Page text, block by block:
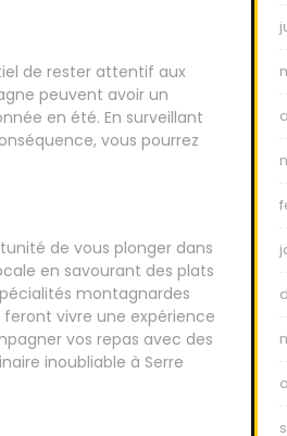
de rester attentif aux
peuvent avoir un
en été. En surveillant
vous pourrez
de vous plonger dans
en savourant des plats
montagnardes
vivre une expérience
vos repas avec des
inoubliable à Serre